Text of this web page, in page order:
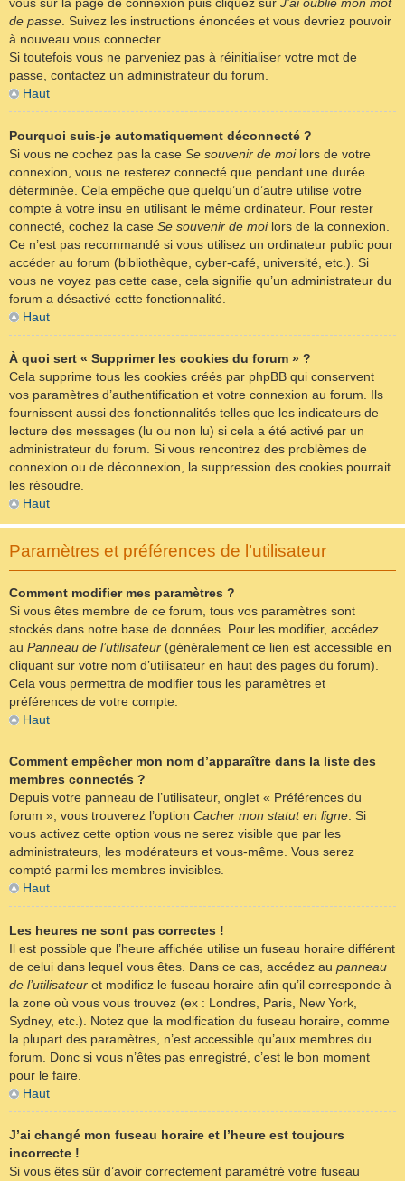
vous sur la page de connexion puis cliquez sur J’ai oublié mon mot
de passe. Suivez les instructions énoncées et vous devriez pouvoir
à nouveau vous connecter.
Si toutefois vous ne parveniez pas à réinitialiser votre mot de
passe, contactez un administrateur du forum.
Haut
Pourquoi suis-je automatiquement déconnecté ?
Si vous ne cochez pas la case Se souvenir de moilors de votre
connexion, vous ne resterez connecté que pendant une durée
déterminée. Cela empêche que quelqu’un d’autre utilise votre
compte à votre insu en utilisant le même ordinateur. Pour rester
connecté, cochez la case Se souvenir de moilors de la connexion.
Ce n’est pas recommandé si vous utilisez un ordinateur public pour
accéder au forum (bibliothèque, cyber-café, université, etc.). Si
vous ne voyez pas cette case, cela signifie qu’un administrateur du
forum a désactivé cette fonctionnalité.
Haut
À quoi sert « Supprimer les cookies du forum » ?
Cela supprime tous les cookies créés par phpBB qui conservent
vos paramètres d’authentification et votre connexion au forum. Ils
fournissent aussi des fonctionnalités telles que les indicateurs de
lecture des messages (lu ou non lu) si cela a été activé par un
administrateur du forum. Si vous rencontrez des problèmes de
connexion ou de déconnexion, la suppression des cookies pourrait
les résoudre.
Haut
Paramètres et préférences de l’utilisateur
Comment modifier mes paramètres ?
Si vous êtes membre de ce forum, tous vos paramètres sont
stockés dans notre base de données. Pour les modifier, accédez
au Panneau de l’utilisateur (généralement ce lien est accessible en
cliquant sur votre nom d’utilisateur en haut des pages du forum).
Cela vous permettra de modifier tous les paramètres et
préférences de votre compte.
Haut
Comment empêcher mon nom d’apparaître dans la liste des
membres connectés ?
Depuis votre panneau de l’utilisateur, onglet « Préférences du
forum », vous trouverez l’option Cacher mon statut en ligne. Si
vous activez cette option vous ne serez visible que par les
administrateurs, les modérateurs et vous-même. Vous serez
compté parmi les membres invisibles.
Haut
Les heures ne sont pas correctes !
Il est possible que l’heure affichée utilise un fuseau horaire différent
de celui dans lequel vous êtes. Dans ce cas, accédez au panneau
de l’utilisateur et modifiez le fuseau horaire afin qu’il corresponde à
la zone où vous vous trouvez (ex : Londres, Paris, New York,
Sydney, etc.). Notez que la modification du fuseau horaire, comme
la plupart des paramètres, n’est accessible qu’aux membres du
forum. Donc si vous n’êtes pas enregistré, c’est le bon moment
pour le faire.
Haut
J’ai changé mon fuseau horaire et l’heure est toujours
incorrecte !
Si vous êtes sûr d’avoir correctement paramétré votre fuseau